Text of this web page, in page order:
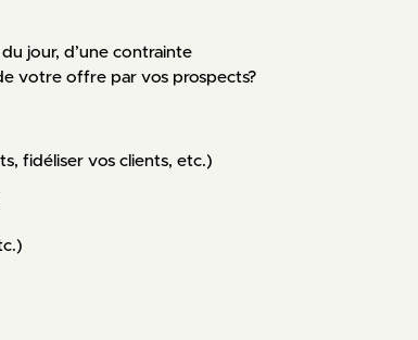
jour, d’une contrainte
votre offre par vos prospects?
fidéliser vos clients, etc.)